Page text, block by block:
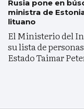
Rusia pone en
ministra de
lituano
El Ministerio del
su lista de
Estado Taimar